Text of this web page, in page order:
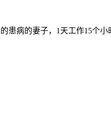
病的妻子，1天工作15个